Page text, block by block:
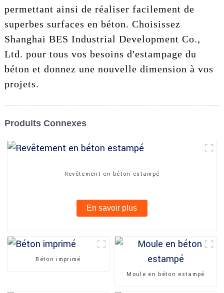
permettant ainsi de réaliser facilement de
superbes surfaces en béton. Choisissez
Shanghai BES Industrial Development Co.,
Ltd. pour tous vos besoins d'estampage du
béton et donnez une nouvelle dimension à vos
projets.
Produits Connexes
Revêtement en béton estampé
En savoir plus
Béton imprimé
Moule en béton estampé